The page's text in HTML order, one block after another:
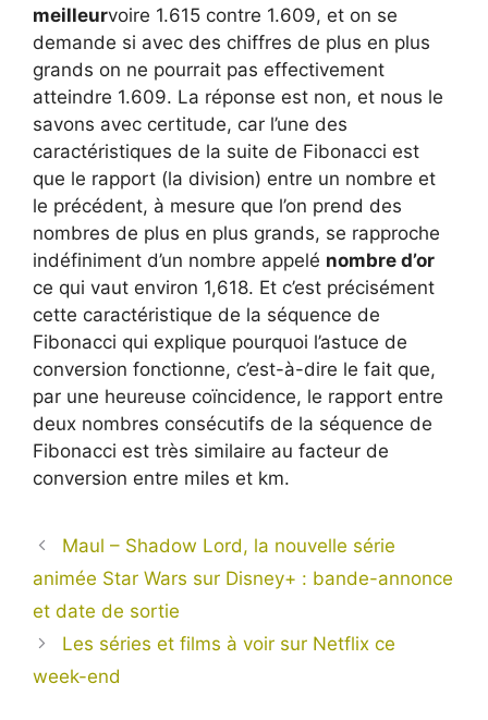
meilleurvoire 1.615 contre 1.609, et on se
demande si avec des chiffres de plus en plus
grands on ne pourrait pas effectivement
atteindre 1.609. La réponse est non, et nous le
savons avec certitude, car l’une des
caractéristiques de la suite de Fibonacci est
que le rapport (la division) entre un nombre et
le précédent, à mesure que l’on prend des
nombres de plus en plus grands, se rapproche
indéfiniment d’un nombre appelé nombre d’or
ce qui vaut environ 1,618. Et c’est précisément
cette caractéristique de la séquence de
Fibonacci qui explique pourquoi l’astuce de
conversion fonctionne, c’est-à-dire le fait que,
par une heureuse coïncidence, le rapport entre
deux nombres consécutifs de la séquence de
Fibonacci est très similaire au facteur de
conversion entre miles et km.
Maul – Shadow Lord, la nouvelle série
animée Star Wars sur Disney+ : bande-annonce
et date de sortie
Les séries et films à voir sur Netflix ce
week-end